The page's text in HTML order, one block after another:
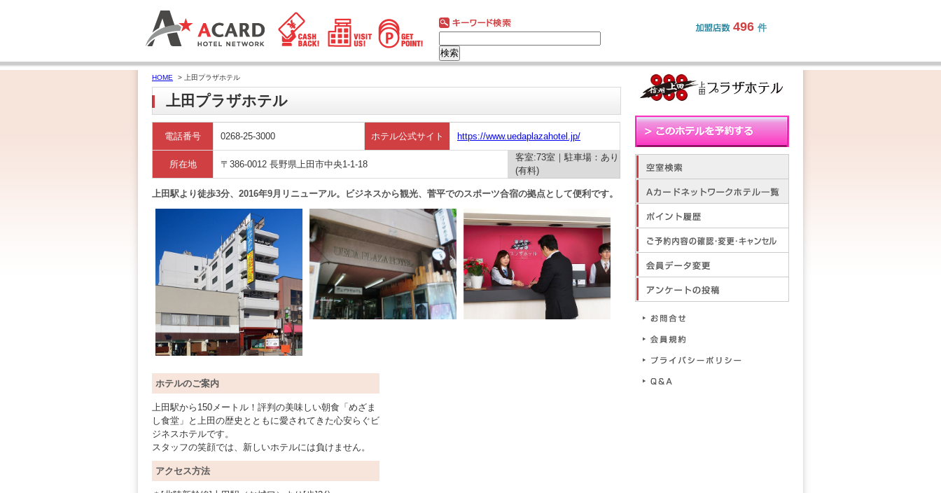
496 件
HOME > 上田プラザホテル
上田プラザホテル
電話番号 0268-25-3000 ホテル公式サイト https://www.uedaplazahotel.jp/
所在地 〒386-0012 長野県上田市中央1-1-18
客室:73室｜駐車場：あり
(有料)
上田駅より徒歩3分、2016年9月リニューアル。ビジネスから観光、菅平でのスポーツ合宿の拠点として便利です。
ホテルのご案内
上田駅から150メートル！評判の美味しい朝食「めざま
し食堂」と上田の歴史とともに愛されてきた心安らぐビ
ジネスホテルです。
スタッフの笑顔では、新しいホテルには負けません。
アクセス方法